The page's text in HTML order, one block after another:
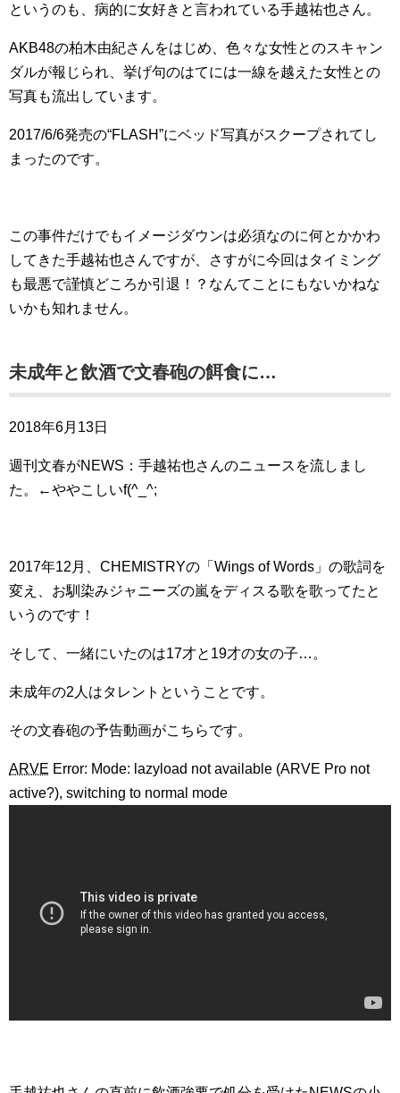
というのも、病的に女好きと言われている手越祐也さん。
AKB48の柏木由紀さんをはじめ、色々な女性とのスキャン
ダルが報じられ、挙げ句のはてには一線を越えた女性との
写真も流出しています。
2017/6/6発売の“FLASH”にベッド写真がスクープされてし
まったのです。
この事件だけでもイメージダウンは必須なのに何とかかわ
してきた手越祐也さんですが、さすがに今回はタイミング
も最悪で謹慎どころか引退！？なんてことにもないかねな
いかも知れません。
未成年と飲酒で文春砲の餌食に…
2018年6月13日
週刊文春がNEWS：手越祐也さんのニュースを流しまし
た。←ややこしいf(^_^;
2017年12月、CHEMISTRYの「Wings of Words」の歌詞を
変え、お馴染みジャニーズの嵐をディスる歌を歌ってたと
いうのです！
そして、一緒にいたのは17才と19才の女の子…。
未成年の2人はタレントということです。
その文春砲の予告動画がこちらです。
ARVE Error: Mode: lazyload not available (ARVE Pro not
active?), switching to normal mode